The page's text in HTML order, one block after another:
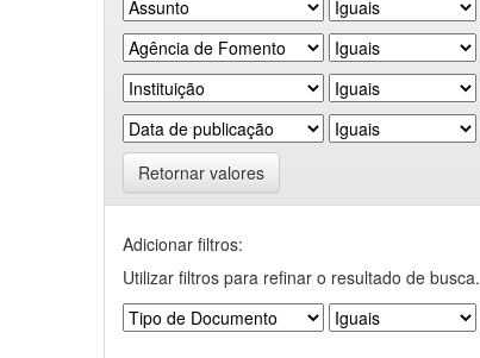
Retornar valores
Adicionar filtros:
Utilizar filtros para refinar o resultado de busca.